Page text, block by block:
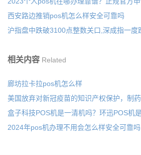
西安路边推销pos机怎么样安全可靠吗
沪指盘中跌破3100点整数关口,深成指一度
相关内容 Related
廊坊拉卡拉pos机怎么样
2024年pos机办理不用会怎么样安全可靠吗